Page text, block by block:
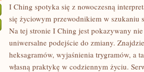
I Ching spotyka się z nowoczesną
się życiowym przewodnikiem w szukaniu
Na tej stronie I Ching jest pokazywany
uniwersalne podejście do zmiany.
heksagramów, wyjaśnienia trygramów, a
własną praktykę w codziennym życiu.